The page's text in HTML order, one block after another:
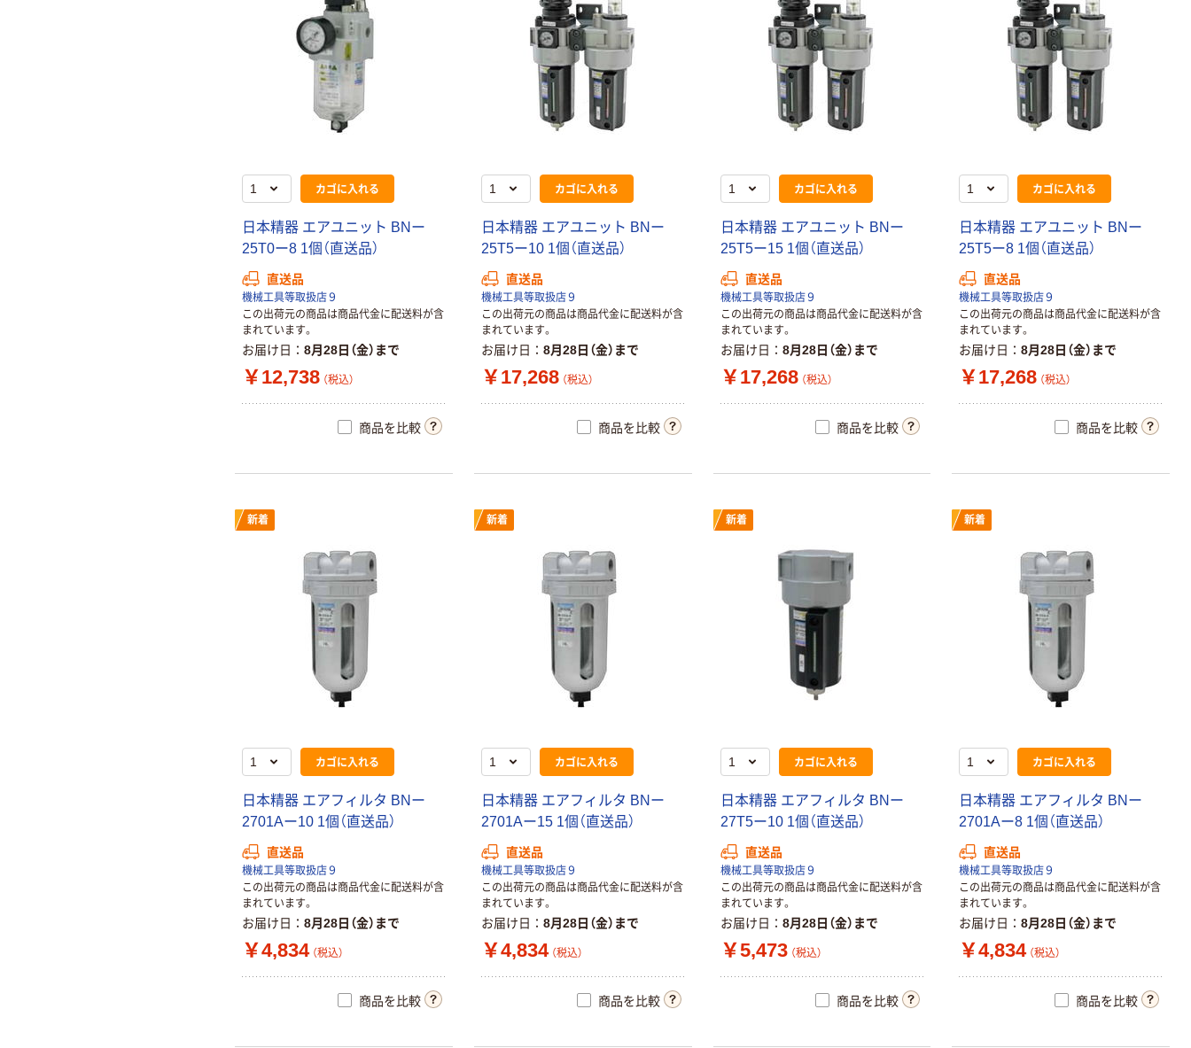
カゴに入れる
日本精器 エアユニット BNー
25T0ー8 1個（直送品）
直送品
機械工具等取扱店９
この出荷元の商品は商品代金に配送料が含
まれています。
お届け日 8月28日（金）まで
￥12,738 （税込）
商品を比較
カゴに入れる
日本精器 エアユニット BNー
25T5ー10 1個（直送品）
直送品
機械工具等取扱店９
この出荷元の商品は商品代金に配送料が含
まれています。
お届け日 8月28日（金）まで
￥17,268 （税込）
商品を比較
カゴに入れる
日本精器 エアユニット BNー
25T5ー15 1個（直送品）
直送品
機械工具等取扱店９
この出荷元の商品は商品代金に配送料が含
まれています。
お届け日 8月28日（金）まで
￥17,268 （税込）
商品を比較
カゴに入れる
日本精器 エアユニット BNー
25T5ー8 1個（直送品）
直送品
機械工具等取扱店９
この出荷元の商品は商品代金に配送料が含
まれています。
お届け日 8月28日（金）まで
￥17,268 （税込）
商品を比較
新着
カゴに入れる
日本精器 エアフィルタ BNー
2701Aー10 1個（直送品）
直送品
機械工具等取扱店９
この出荷元の商品は商品代金に配送料が含
まれています。
お届け日 8月28日（金）まで
￥4,834 （税込）
商品を比較
新着
カゴに入れる
日本精器 エアフィルタ BNー
2701Aー15 1個（直送品）
直送品
機械工具等取扱店９
この出荷元の商品は商品代金に配送料が含
まれています。
お届け日 8月28日（金）まで
￥4,834 （税込）
商品を比較
新着
カゴに入れる
日本精器 エアフィルタ BNー
27T5ー10 1個（直送品）
直送品
機械工具等取扱店９
この出荷元の商品は商品代金に配送料が含
まれています。
お届け日 8月28日（金）まで
￥5,473 （税込）
商品を比較
新着
カゴに入れる
日本精器 エアフィルタ BNー
2701Aー8 1個（直送品）
直送品
機械工具等取扱店９
この出荷元の商品は商品代金に配送料が含
まれています。
お届け日 8月28日（金）まで
￥4,834 （税込）
商品を比較